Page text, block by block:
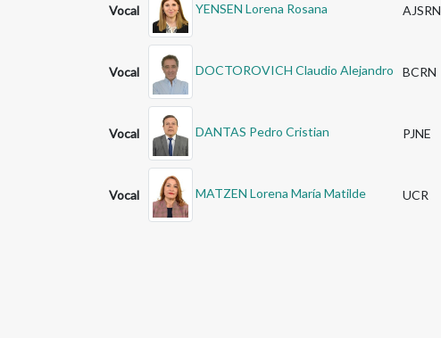
Vocal YENSEN Lorena Rosana AJSRN
Vocal DOCTOROVICH Claudio Alejandro BCRN
Vocal DANTAS Pedro Cristian PJNE
Vocal MATZEN Lorena María Matilde UCR